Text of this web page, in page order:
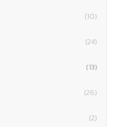
(10)
(24)
(13)
(26)
(2)